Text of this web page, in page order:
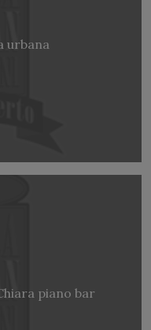
urbana
piano bar